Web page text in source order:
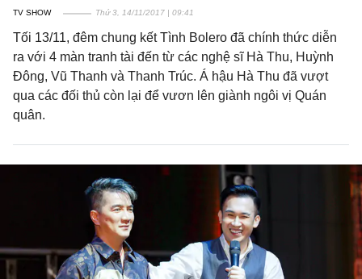
TV SHOW Thứ 3, 14/11/2017 | 09:41
Tối 13/11, đêm chung kết Tình Bolero đã chính thức diễn
ra với 4 màn tranh tài đến từ các nghệ sĩ Hà Thu, Huỳnh
Đông, Vũ Thanh và Thanh Trúc. Á hậu Hà Thu đã vượt
qua các đối thủ còn lại để vươn lên giành ngôi vị Quán
quân.